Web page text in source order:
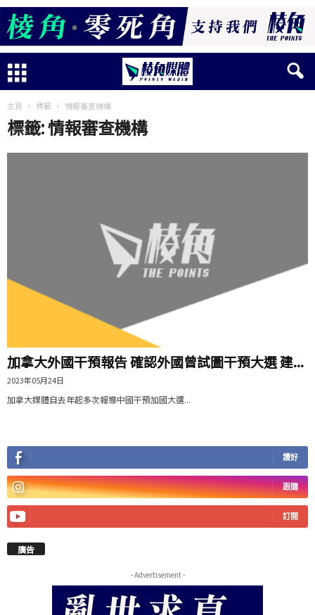
主頁 標籤 情報審查機構
標籤: 情報審查機構
加拿大外國干預報告 確認外國曾試圖干預大選 建...
2023年05月24日
加拿大媒體自去年起多次報導中國干預加國大選...
讚好
跟隨
訂閱
廣告
- Advertisement -